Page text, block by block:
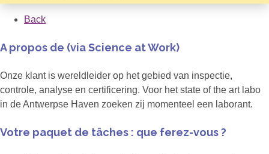
Back
A propos de (via Science at Work)
Onze klant is wereldleider op het gebied van inspectie,
controle, analyse en certificering. Voor het state of the art labo
in de Antwerpse Haven zoeken zij momenteel een laborant.
Votre paquet de tâches : que ferez-vous ?